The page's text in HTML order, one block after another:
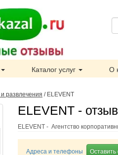
Каталог услуг О
и развлечения / ELEVENT
ELEVENT -
ELEVENT - Агентство
Адреса и телефоны Оставить